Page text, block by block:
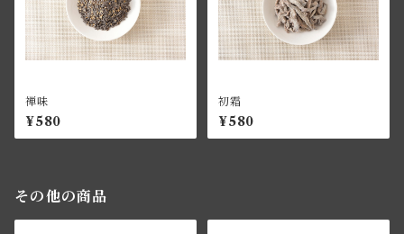
禅味
¥580
初霜
¥580
その他の商品